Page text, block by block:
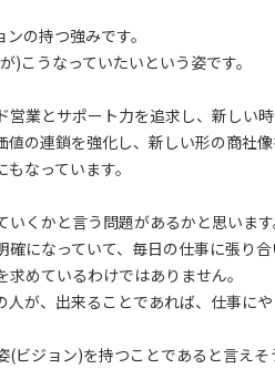
の持つ強みです。
)こうなっていたいという姿です。
業とサポート力を追求し、新しい
の連鎖を強化し、新しい形の商社像
なっています。
くかと言う問題があるかと思います
になっていて、 毎日の仕事に張り
めているわけではありません。
が、出来ることであれば、仕事に
ビジョン)を持つことであると言えそ